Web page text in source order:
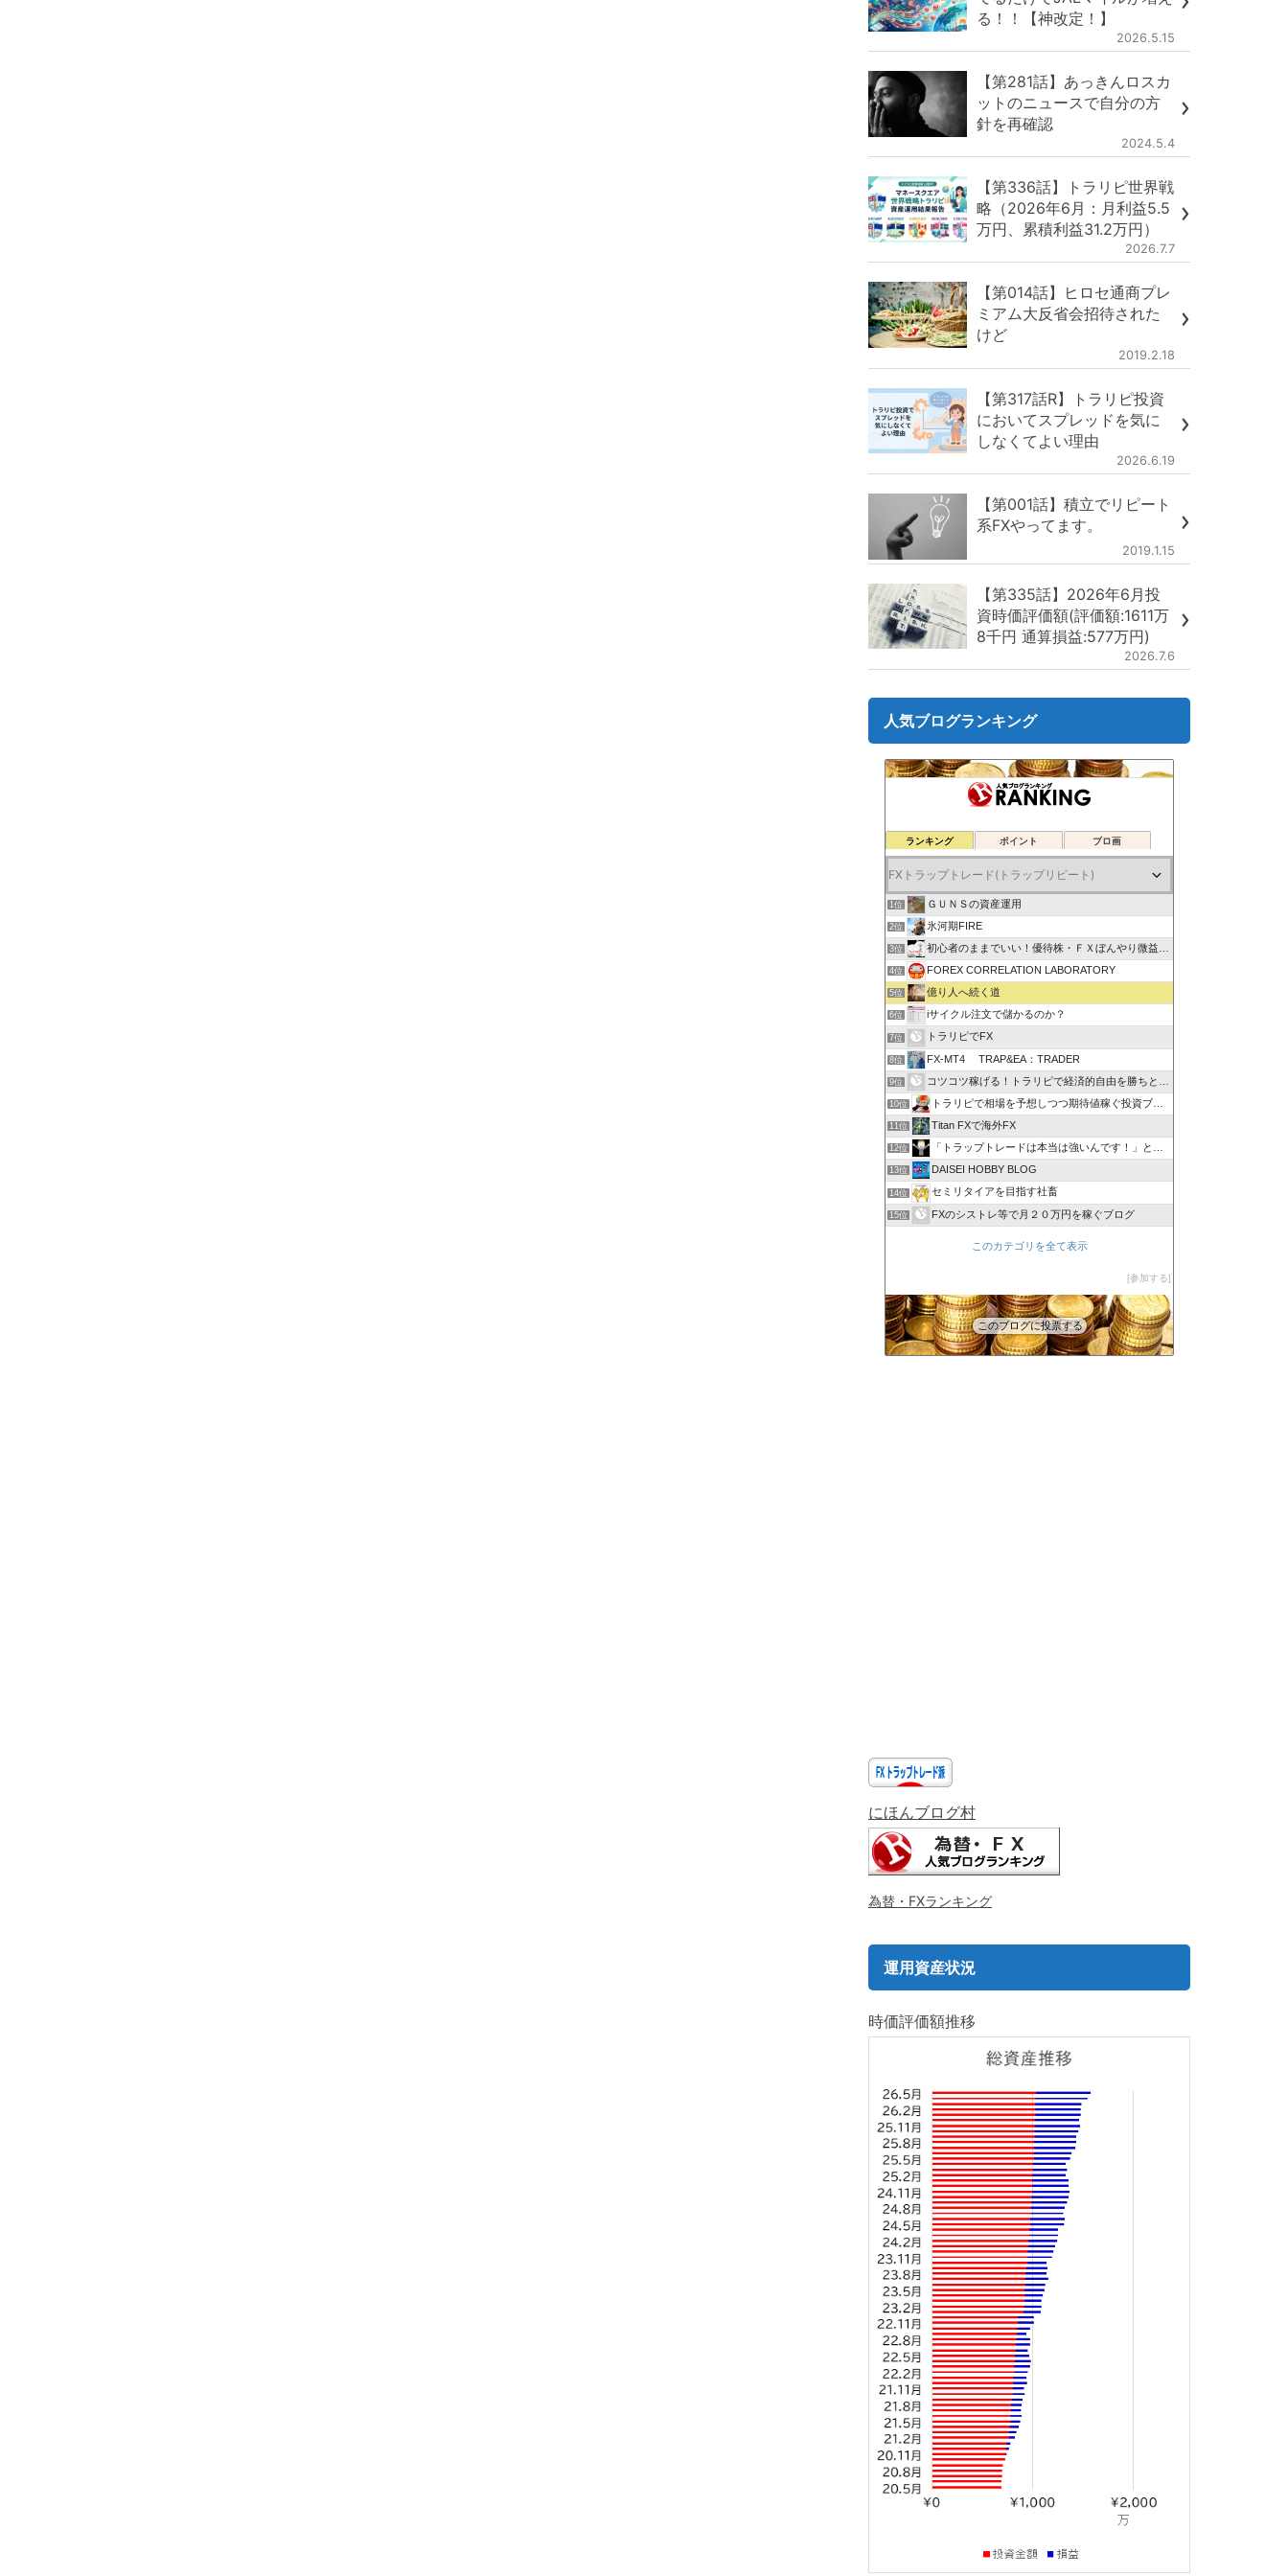
る！！【神改定！】
2026.5.15
【第281話】あっきんロスカ
ットのニュースで自分の方
針を再確認
2024.5.4
【第336話】トラリピ世界戦
略（2026年6月：月利益5.5
万円、累積利益31.2万円）
2026.7.7
【第014話】ヒロセ通商プレ
ミアム大反省会招待された
けど
2019.2.18
【第317話R】トラリピ投資
においてスプレッドを気に
しなくてよい理由
2026.6.19
【第001話】積立でリピート
系FXやってます。
2019.1.15
【第335話】2026年6月投
資時価評価額(評価額:1611万
8千円 通算損益:577万円)
2026.7.6
人気ブログランキング
ランキング ポイント ブロ画
1位 ＧＵＮＳの資産運用
2位 氷河期FIRE
3位 初心者のままでいい！優待株・ＦＸぼんやり微益ブログ
4位 FOREX CORRELATION LABORATORY
5位 億り人へ続く道
6位 iサイクル注文で儲かるのか？
7位 トラリピでFX
8位 FX-MT4 TRAP&EA：TRADER
9位 コツコツ稼げる！トラリピで経済的自由を勝ちとる方法
10位 トラリピで相場を予想しつつ期待値稼ぐ投資ブログ
11位 Titan FXで海外FX
12位 「トラップトレードは本当は強いんです！」と叫びたい。
13位 DAISEI HOBBY BLOG
14位 セミリタイアを目指す社畜
15位 FXのシストレ等で月２０万円を稼ぐブログ
このカテゴリを全て表示
参加する
このブログに投票する
にほんブログ村
為替・FXランキング
運用資産状況
時価評価額推移